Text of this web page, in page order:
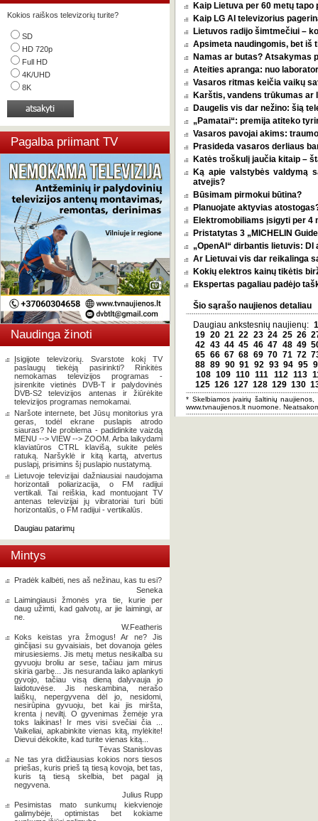
Kokios raiškos televizorių turite?
SD
HD 720p
Full HD
4K/UHD
8K
Pagalba priimant TV
Naudinga žinoti
Įsigijote televizorių. Svarstote kokį TV
paslaugų tiekėją pasirinkti? Rinkitės
nemokamas televizijos programas -
įsirenkite vietinės DVB-T ir palydovinės
DVB-S2 televizijos antenas ir žiūrėkite
televizijos programas nemokamai.
Naršote internete, bet Jūsų monitorius yra
geras, todėl ekrane puslapis atrodo
siauras? Ne problema - padidinkite vaizdą
MENU --> VIEW --> ZOOM. Arba laikydami
klaviatūros CTRL klavišą, sukite pelės
ratuką. Naršyklė ir kitą kartą, atvertus
puslapį, prisimins šį puslapio nustatymą.
Lietuvoje televizijai dažniausiai naudojama
horizontali poliarizacija, o FM radijui
vertikali. Tai reiškia, kad montuojant TV
antenas televizijai jų vibratoriai turi būti
horizontalūs, o FM radijui - vertikalūs.
Daugiau patarimų
Mintys
Pradėk kalbėti, nes aš nežinau, kas tu esi?
Seneka
Laimingiausi žmonės yra tie, kurie per
daug užimti, kad galvotų, ar jie laimingi, ar
ne.
W.Featheris
Koks keistas yra žmogus! Ar ne? Jis
ginčijasi su gyvaisiais, bet dovanoja gėles
mirusiesiems. Jis metų metus nesikalba su
gyvuoju broliu ar sese, tačiau jam mirus
skiria garbę... Jis nesuranda laiko aplankyti
gyvojo, tačiau visą dieną dalyvauja jo
laidotuvėse. Jis neskambina, nerašo
laiškų, nepergyvena dėl jo, nesidomi,
nesirūpina gyvuoju, bet kai jis miršta,
krenta į neviltį. O gyvenimas žemėje yra
toks laikinas! Ir mes visi svečiai čia ...
Vaikeliai, apkabinkite vienas kitą, mylėkite!
Dievui dėkokite, kad turite vienas kitą...
Tėvas Stanislovas
Ne tas yra didžiausias kokios nors tiesos
priešas, kuris prieš tą tiesą kovoja, bet tas,
kuris tą tiesą skelbia, bet pagal ją
negyvena.
Julius Rupp
Pesimistas mato sunkumų kiekvienoje
galimybėje, optimistas bet kokiame
Kaip Lietuva per 60 metų
Kaip LG AI televizorius
Lietuvos radijo šimtmečiui –
Apsimeta naudingomis, bet iš
Namas ar butas? Atsakymas
Ateities apranga: nuo
Vasaros ritmas keičia vaikų
Karštis, vandens trūkumas ar
Daugelis vis dar nežino: šią
„Pamatai“: premija atiteko
Vasaros pavojai akims:
Prasideda vasaros derliaus
Katės troškulį jaučia kitaip –
Ką apie valstybės valdymą
atvejis?
Būsimam pirmokui būtina?
Planuojate aktyvias
Elektromobiliams įsigyti per 4
Pristatytas 3 „MICHELIN
„OpenAI“ dirbantis lietuvis:
Ar Lietuvai vis dar reikalinga
Kokių elektros kainų tikėtis
Ekspertas pagaliau padėjo
Šio sąrašo naujienos detaliau
Daugiau ankstesnių naujienų: 1
19 20 21 22 23 24 25 26
42 43 44 45 46 47 48 49
65 66 67 68 69 70 71 72
88 89 90 91 92 93 94 95
108 109 110 111 112 113
125 126 127 128 129 130
* Skelbiamos įvairių šaltinių
www.tvnaujienos.lt nuomone.